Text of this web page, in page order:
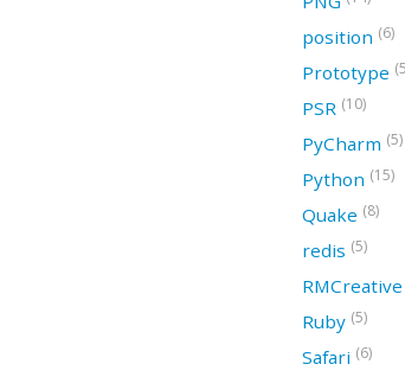
position (6)
Prototype
PSR (10)
PyCharm (5)
Python (15)
Quake (8)
redis (5)
RMCreative
Ruby (5)
Safari (6)